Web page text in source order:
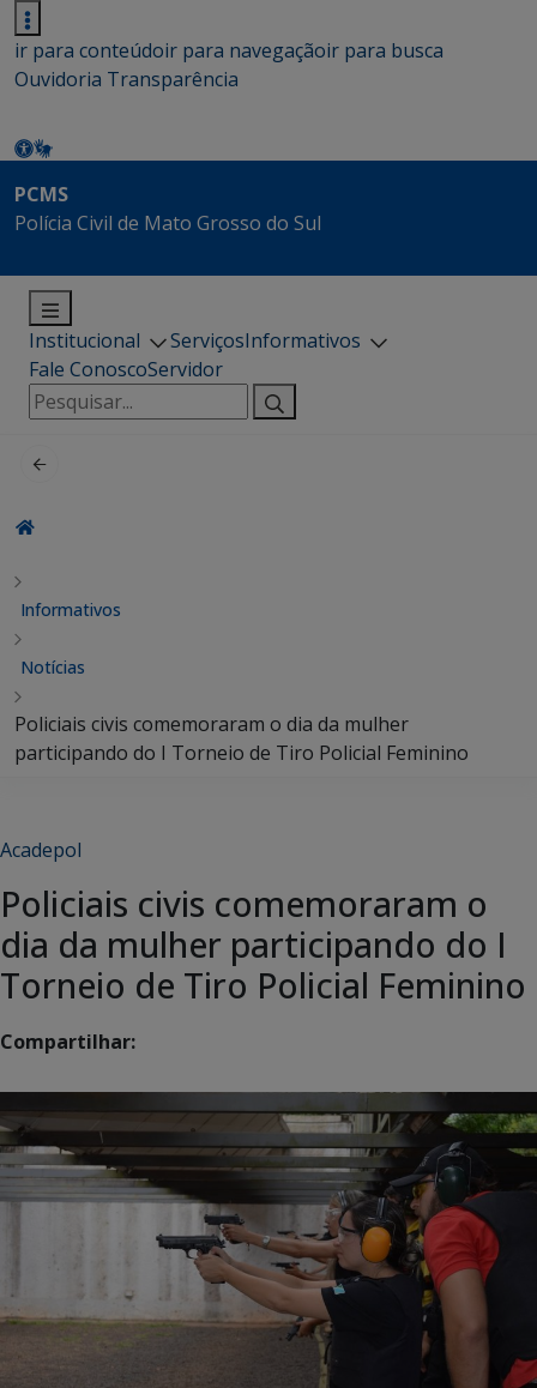
ir para conteúdoir para navegaçãoir para busca
Ouvidoria Transparência
PCMS
Polícia Civil de Mato Grosso do Sul
Institucional ServiçosInformativos
Fale ConoscoServidor
Pesquisar
por:
Informativos
Notícias
Policiais civis comemoraram o dia da mulher
participando do I Torneio de Tiro Policial Feminino
Acadepol
Policiais civis comemoraram o
dia da mulher participando do I
Torneio de Tiro Policial Feminino
Compartilhar: